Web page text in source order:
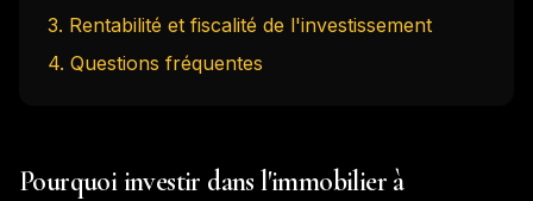
3. Rentabilité et fiscalité de l'investissement
4. Questions fréquentes
Pourquoi investir dans l'immobilier à